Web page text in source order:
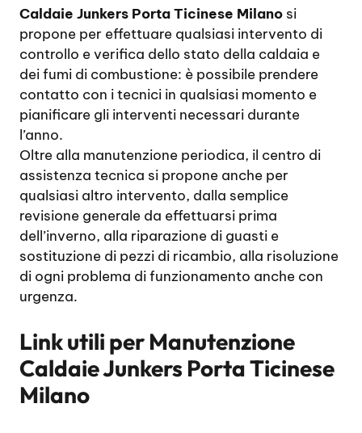
Caldaie Junkers Porta Ticinese Milano si
propone per effettuare qualsiasi intervento di
controllo e verifica dello stato della caldaia e
dei fumi di combustione: è possibile prendere
contatto con i tecnici in qualsiasi momento e
pianificare gli interventi necessari durante
l’anno.
Oltre alla manutenzione periodica, il centro di
assistenza tecnica si propone anche per
qualsiasi altro intervento, dalla semplice
revisione generale da effettuarsi prima
dell’inverno, alla riparazione di guasti e
sostituzione di pezzi di ricambio, alla risoluzione
di ogni problema di funzionamento anche con
urgenza.
Link utili perManutenzione
Caldaie Junkers Porta Ticinese
Milano